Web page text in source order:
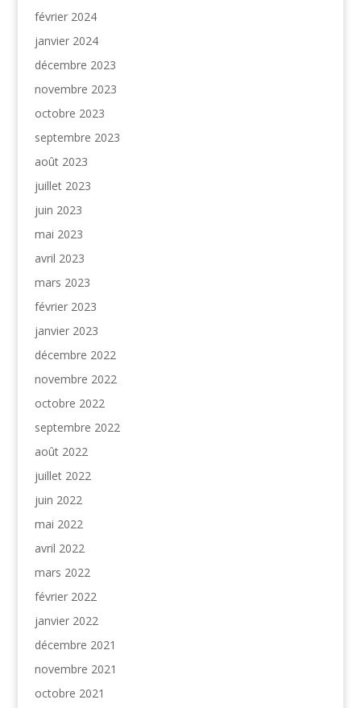
février 2024
janvier 2024
décembre 2023
novembre 2023
octobre 2023
septembre 2023
août 2023
juillet 2023
juin 2023
mai 2023
avril 2023
mars 2023
février 2023
janvier 2023
décembre 2022
novembre 2022
octobre 2022
septembre 2022
août 2022
juillet 2022
juin 2022
mai 2022
avril 2022
mars 2022
février 2022
janvier 2022
décembre 2021
novembre 2021
octobre 2021